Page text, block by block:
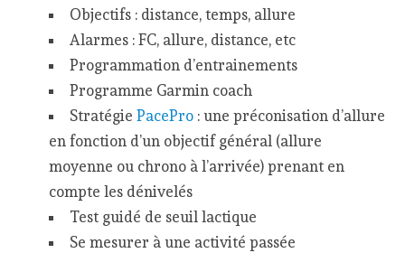
Objectifs : distance, temps, allure
Alarmes : FC, allure, distance, etc
Programmation d’entrainements
Programme Garmin coach
Stratégie PacePro : une préconisation d’allure
en fonction d’un objectif général (allure
moyenne ou chrono à l’arrivée) prenant en
compte les dénivelés
Test guidé de seuil lactique
Se mesurer à une activité passée